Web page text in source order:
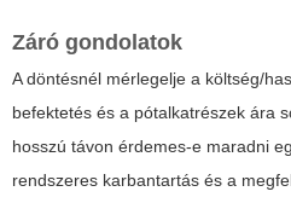
Záró gondolatok
A döntésnél mérlegelje a költség/
befektetés és a pótalkatrészek ára
hosszú távon érdemes-e maradni
rendszeres karbantartás és a